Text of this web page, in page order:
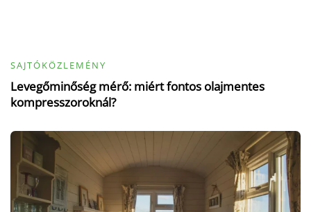
SAJTÓKÖZLEMÉNY
Levegőminőség mérő: miért fontos olajmentes
kompresszoroknál?